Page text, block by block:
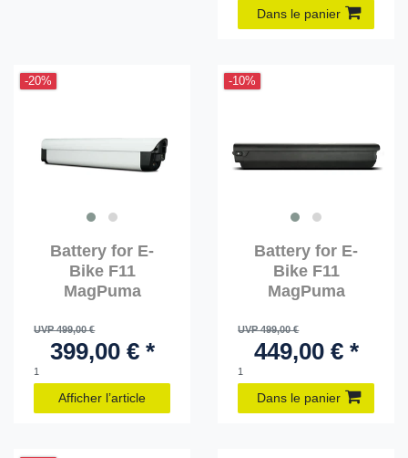
Dans le panier
-20%
Battery for E-
Bike F11
MagPuma
UVP 499,00 €
399,00 € *
1
Afficher l’article
-10%
Battery for E-
Bike F11
MagPuma
UVP 499,00 €
449,00 € *
1
Dans le panier